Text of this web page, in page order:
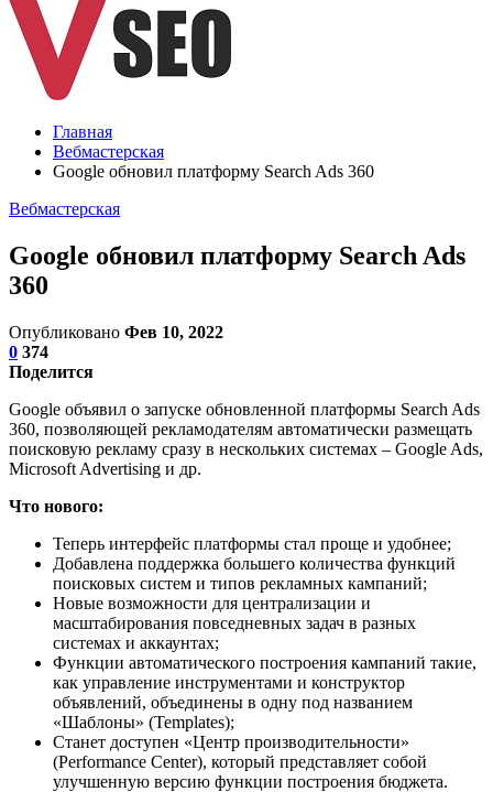
Главная
Вебмастерская
Google обновил платформу Search Ads 360
Вебмастерская
Google обновил платформу Search Ads
360
Опубликовано Фев 10, 2022
0 374
Поделится
Google объявил о запуске обновленной платформы Search Ads
360, позволяющей рекламодателям автоматически размещать
поисковую рекламу сразу в нескольких системах – Google Ads,
Microsoft Advertising и др.
Что нового:
Теперь интерфейс платформы стал проще и удобнее;
Добавлена поддержка большего количества функций
поисковых систем и типов рекламных кампаний;
Новые возможности для централизации и
масштабирования повседневных задач в разных
системах и аккаунтах;
Функции автоматического построения кампаний такие,
как управление инструментами и конструктор
объявлений, объединены в одну под названием
«Шаблоны» (Templates);
Станет доступен «Центр производительности»
(Performance Center), который представляет собой
улучшенную версию функции построения бюджета.